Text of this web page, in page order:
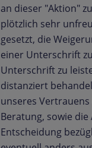
an dieser "Aktion"
plötzlich sehr
gesetzt, die
einer Unterschrift
Unterschrift zu
distanziert
unseres
Beratung, sowie
Entscheidung